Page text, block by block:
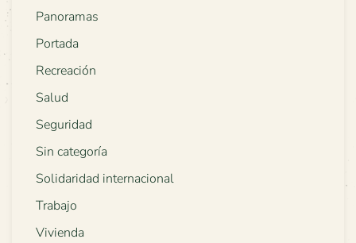
Panoramas
Portada
Recreación
Salud
Seguridad
Sin categoría
Solidaridad internacional
Trabajo
Vivienda